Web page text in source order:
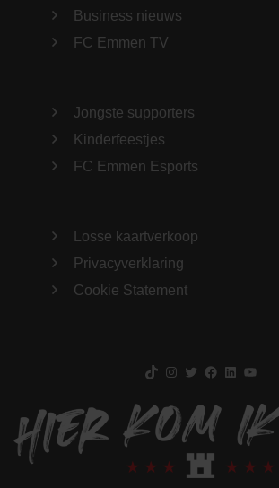
Business nieuws
FC Emmen TV
Jongste supporters
Kinderfeestjes
FC Emmen Esports
Losse kaartverkoop
Privacyverklaring
Cookie Statement